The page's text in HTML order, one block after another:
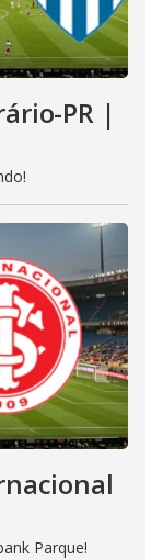
PR |
Parque!